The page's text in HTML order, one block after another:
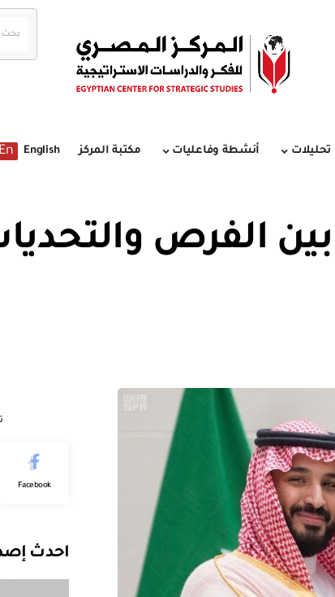
تحليلات أنشطة وفاعليات مكتبة المركز English
En
بين الفرص
Facebook
احدث